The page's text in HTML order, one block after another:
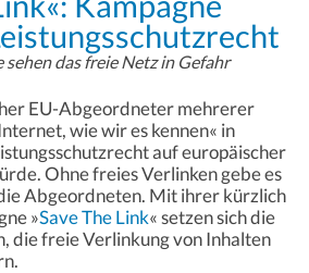
das freie Netz in Gefahr
EU-Abgeordneter mehrerer
wie wir es kennen« in
auf europäischer
Ohne freies Verlinken gebe es
Abgeordneten. Mit ihrer kürzlich
»Save The Link« setzen sich die
die freie Verlinkung von Inhalten